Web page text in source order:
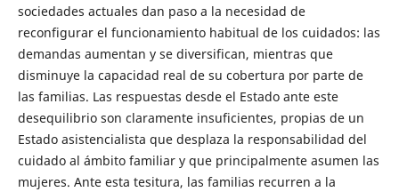
sociedades actuales dan paso a la necesidad de
reconfigurar el funcionamiento habitual de los cuidados: las
demandas aumentan y se diversifican, mientras que
disminuye la capacidad real de su cobertura por parte de
las familias. Las respuestas desde el Estado ante este
desequilibrio son claramente insuficientes, propias de un
Estado asistencialista que desplaza la responsabilidad del
cuidado al ámbito familiar y que principalmente asumen las
mujeres. Ante esta tesitura, las familias recurren a la